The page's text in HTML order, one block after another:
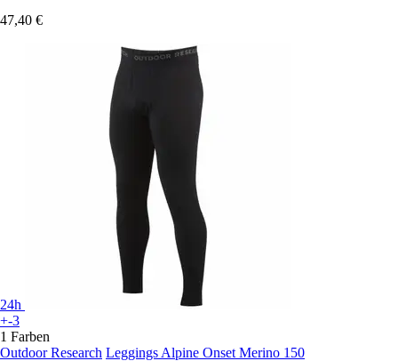
47,40 €
24h
+-3
1 Farben
Outdoor Research Leggings Alpine Onset Merino 150